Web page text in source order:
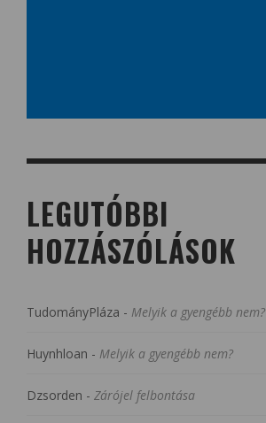
LEGUTÓBBI
HOZZÁSZÓLÁSOK
TudományPláza - Melyik a gyengébb nem?
Huynhloan - Melyik a gyengébb nem?
Dzsorden - Zárójel felbontása